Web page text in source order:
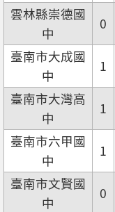
雲林縣崇德國
中
0
臺南市大成國
中
1
臺南市大灣高
中
1
臺南市六甲國
中
1
臺南市文賢國
中
0